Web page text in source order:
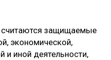
считаются защищаемые
экономической,
и иной деятельности,